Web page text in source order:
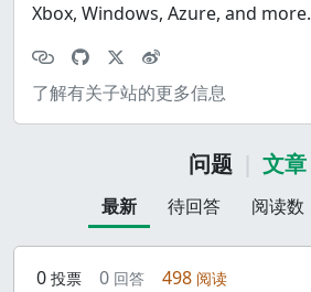
Xbox, Windows, Azure, and more.
了解有关子站的更多信息
问题 文章
最新 待回答 阅读数
0 投票 0 回答 498 阅读